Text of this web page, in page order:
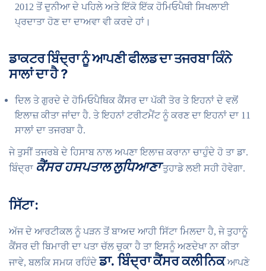
2012 ਤੋਂ ਦੁਨੀਆ ਦੇ ਪਹਿਲੇ ਅਤੇ ਇੱਕੋ ਇੱਕ ਹੋਮਿਓਪੈਥੀ ਸਿਖਲਾਈ
ਪ੍ਰਦਾਤਾ ਹੋਣ ਦਾ ਦਾਅਵਾ ਵੀ ਕਰਦੇ ਹਾਂ।
ਡਾਕਟਰਬਿੰਦ੍ਰਾਨੂੰਆਪਣੀਫੀਲਡਦਾਤਜਰਬਾਕਿੰਨੇ
ਸਾਲਾਂਦਾਹੈ?
ਦਿਲ ਤੇ ਗੁਰਦੇ ਦੇ ਹੋਮਿਓਪੈਥਿਕ ਕੈਂਸਰ ਦਾ ਪੱਕੀ ਤੋਰ ਤੇ ਇਹਨਾਂ ਦੇ ਵਲੋਂ
ਇਲਾਜ਼ ਕੀਤਾ ਜਾਂਦਾ ਹੈ. ਤੇ ਇਹਨਾਂ ਟਰੀਟਮੈਂਟ ਨੂੰ ਕਰਣ ਦਾ ਇਹਨਾਂ ਦਾ 11
ਸਾਲਾਂ ਦਾ ਤਜਰਬਾ ਹੈ.
ਜੇ ਤੁਸੀਂ ਤਜਰਬੇ ਦੇ ਹਿਸਾਬ ਨਾਲ ਅਪਣਾ ਇਲਾਜ਼ ਕਰਾਨਾ ਚਾਹੁੰਦੇ ਹੋ ਤਾ ਡਾ.
ਬਿੰਦ੍ਰਾ ਕੈਂਸਰਹਸਪਤਾਲਲੁਧਿਆਣਾਤੁਹਾਡੇ ਲਈ ਸਹੀ ਹੋਵੇਗਾ.
ਸਿੱਟਾ:
ਅੱਜ ਦੇ ਆਰਟੀਕਲ ਨੂੰ ਪੜਨ ਤੋਂ ਬਾਅਦ ਆਹੀ ਸਿੱਟਾ ਮਿਲਦਾ ਹੈ, ਜੇ ਤੁਹਾਨੂੰ
ਕੈਂਸਰ ਦੀ ਬਿਮਾਰੀ ਦਾ ਪਤਾ ਚੱਲ ਚੁਕਾ ਹੈ ਤਾ ਇਸਨੂੰ ਅਣਦੇਖਾ ਨਾ ਕੀਤਾ
ਜਾਵੇ, ਬਲਕਿ ਸਮਯ ਰਹਿੰਦੇ ਡਾ.ਬਿੰਦ੍ਰਾਕੈਂਸਰਕਲੀਨਿਕ ਆਪਣੇ